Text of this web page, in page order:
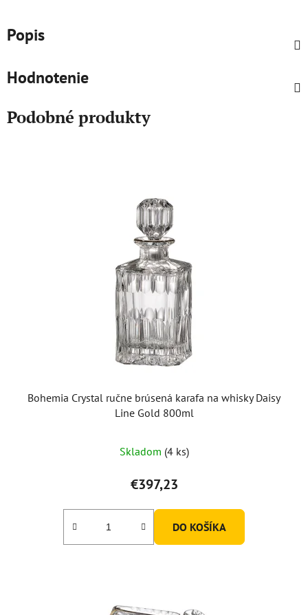
Popis
Hodnotenie
Podobné produkty
Bohemia Crystal ručne brúsená karafa na whisky Daisy
Line Gold 800ml
Skladom (4 ks)
€397,23
DO KOŠÍKA